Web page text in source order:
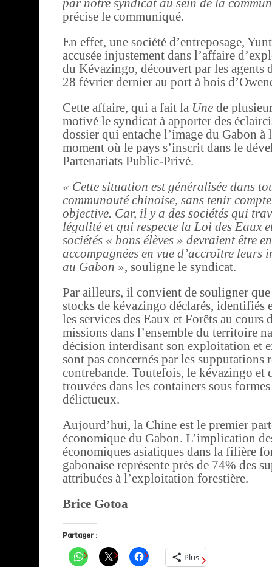
par notre syndicat au sein de la
précise le communiqué.
En effet, une société d’entreposage,
accusée injustement dans l’affaire
du Kévazingo, découvert par les agents
28 février dernier au port à bois
Cette affaire, qui a fait la Une de
motivé le syndicat à apporter des
dossier qui entache l’image du Gabon à
moment où le pays s’inscrit dans le
Partenariats Public-Privé.
« Cette situation est généralisée dans
communauté chinoise, sans tenir
objective. Car, il y a des sociétés qui
légalité et qui respecte la Loi des Eaux
sociétés « bons élèves » devraient être
accompagnées en vue d’accroître leurs
au Gabon », souligne le syndicat.
Par ailleurs, il convient de souligner que
stocks de kévazingo déclarés, identifiés
les services des Eaux et Forêts au cours
missions dans l’ensemble du territoire
décision interdisant son exploitation et
sont pas concernés par les supputations
contrebande. Toutefois, le kévazingo et
trouvées dans les containers sous
délictueux.
Aujourd’hui, la Chine est le premier
économique du Gabon. L’implication
économiques asiatiques dans la filière
gabonaise représente près de 74% des
attribuées à l’exploitation forestière.
Brice Gotoa
Partager :
Plus